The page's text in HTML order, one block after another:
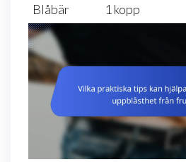
Blåbär
1 kopp